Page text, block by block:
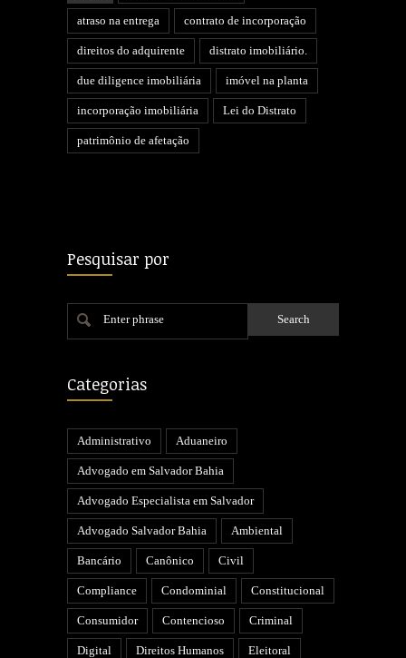
atraso na entrega contrato de incorporação
direitos do adquirente distrato imobiliário.
due diligence imobiliária imóvel na planta
incorporação imobiliária Lei do Distrato
patrimônio de afetação
Pesquisar por
Enter phrase
Categorias
Administrativo Aduaneiro
Advogado em Salvador Bahia
Advogado Especialista em Salvador
Advogado Salvador Bahia Ambiental
Bancário Canônico Civil
Compliance Condominial Constitucional
Consumidor Contencioso Criminal
Digital Direitos Humanos Eleitoral